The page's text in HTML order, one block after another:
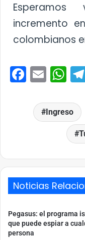
incremento
colombianos
Email
Ingreso
Noticias
Pegasus: el programa
que puede espiar a
persona